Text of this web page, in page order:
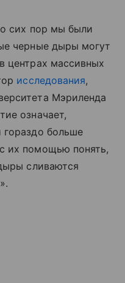
сих пор мы были
черные дыры могут
центрах массивных
исследования,
Мэриленда
означает,
больше
их помощью понять,
сливаются